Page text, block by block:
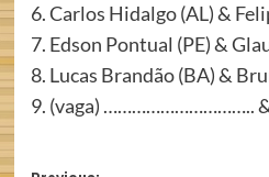
6. Carlos Hidalgo (AL) &
7. Edson Pontual (PE) &
8. Lucas Brandão (BA) &
9. (vaga)